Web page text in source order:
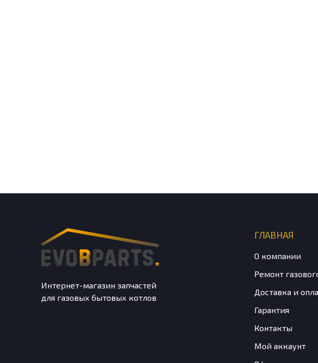
Интернет-магазин запчастей
для газовых бытовых котлов
ГЛАВНАЯ
О компании
Ремонт
Доставка и
Гарантия
Контакты
Мой аккаунт